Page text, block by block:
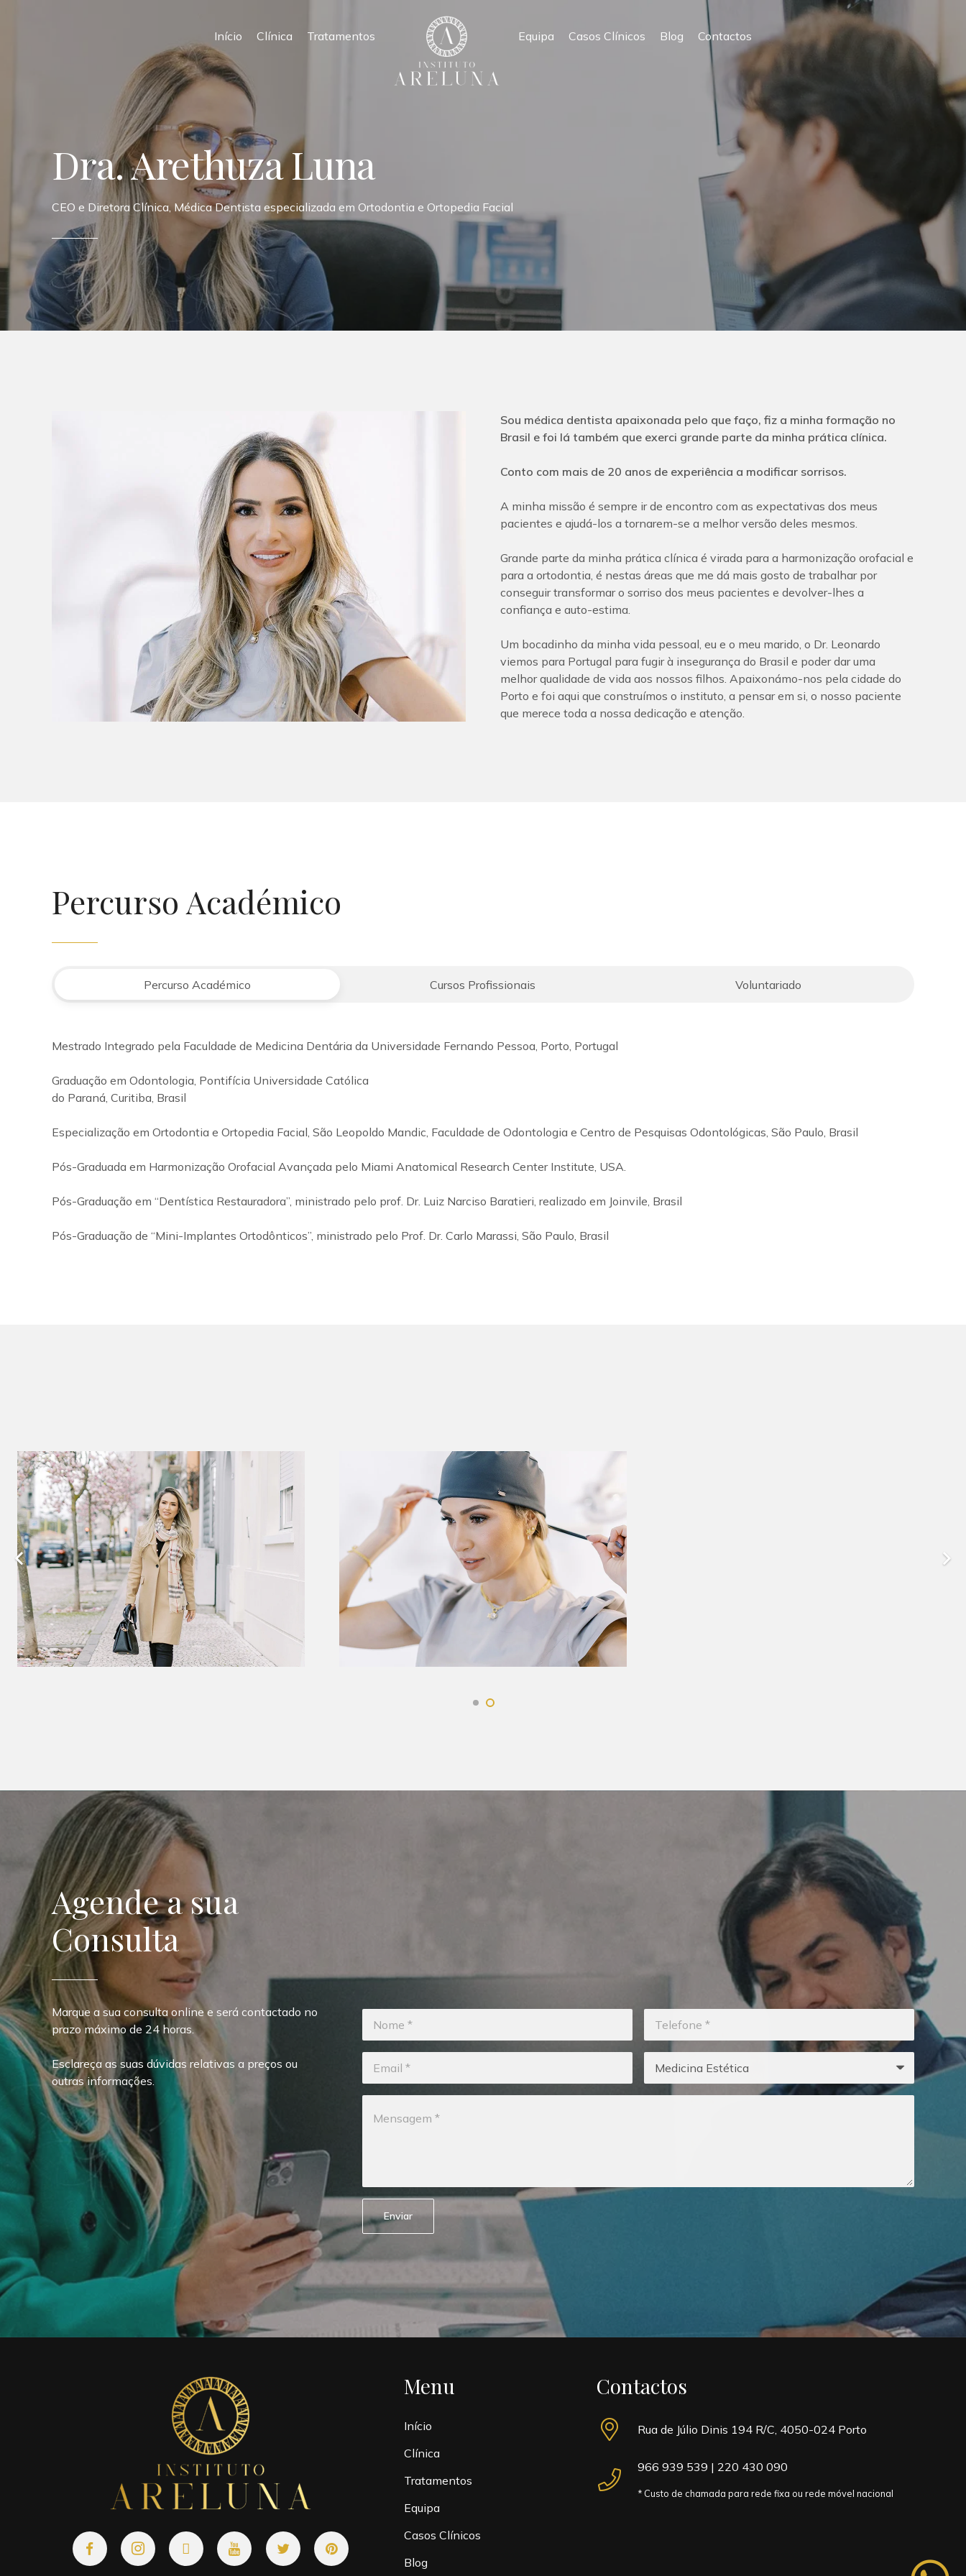
Início Clínica Tratamentos Equipa Casos Clínicos Blog Contactos
Dra. Arethuza Luna
CEO e Diretora Clínica, Médica Dentista especializada em Ortodontia e Ortopedia Facial
Sou médica dentista apaixonada pelo que faço, fiz a minha formação no
Brasil e foi lá também que exerci grande parte da minha prática clínica.
Conto com mais de 20 anos de experiência a modificar sorrisos.
A minha missão é sempre ir de encontro com as expectativas dos meus
pacientes e ajudá-los a tornarem-se a melhor versão deles mesmos.
Grande parte da minha prática clínica é virada para a harmonização orofacial e
para a ortodontia, é nestas áreas que me dá mais gosto de trabalhar por
conseguir transformar o sorriso dos meus pacientes e devolver-lhes a
confiança e auto-estima.
Um bocadinho da minha vida pessoal, eu e o meu marido, o Dr. Leonardo
viemos para Portugal para fugir à insegurança do Brasil e poder dar uma
melhor qualidade de vida aos nossos filhos. Apaixonámo-nos pela cidade do
Porto e foi aqui que construímos o instituto, a pensar em si, o nosso paciente
que merece toda a nossa dedicação e atenção.
Percurso Académico
Percurso Académico Cursos Profissionais Voluntariado
Mestrado Integrado pela Faculdade de Medicina Dentária da Universidade Fernando Pessoa, Porto, Portugal
Graduação em Odontologia, Pontifícia Universidade Católica
do Paraná, Curitiba, Brasil
Especialização em Ortodontia e Ortopedia Facial, São Leopoldo Mandic, Faculdade de Odontologia e Centro de Pesquisas Odontológicas, São Paulo, Brasil
Pós-Graduada em Harmonização Orofacial Avançada pelo Miami Anatomical Research Center Institute, USA.
Pós-Graduação em “Dentística Restauradora”, ministrado pelo prof. Dr. Luiz Narciso Baratieri, realizado em Joinvile, Brasil
Pós-Graduação de “Mini-Implantes Ortodônticos”, ministrado pelo Prof. Dr. Carlo Marassi, São Paulo, Brasil
Agende a sua
Consulta
Marque a sua consulta online e será contactado no
prazo máximo de 24 horas.
Esclareça as suas dúvidas relativas a preços ou
outras informações.
Enviar
Menu
Início
Clínica
Tratamentos
Equipa
Casos Clínicos
Blog
Contactos
Rua de Júlio Dinis 194 R/C, 4050-024 Porto
966 939 539 | 220 430 090
* Custo de chamada para rede fixa ou rede móvel nacional